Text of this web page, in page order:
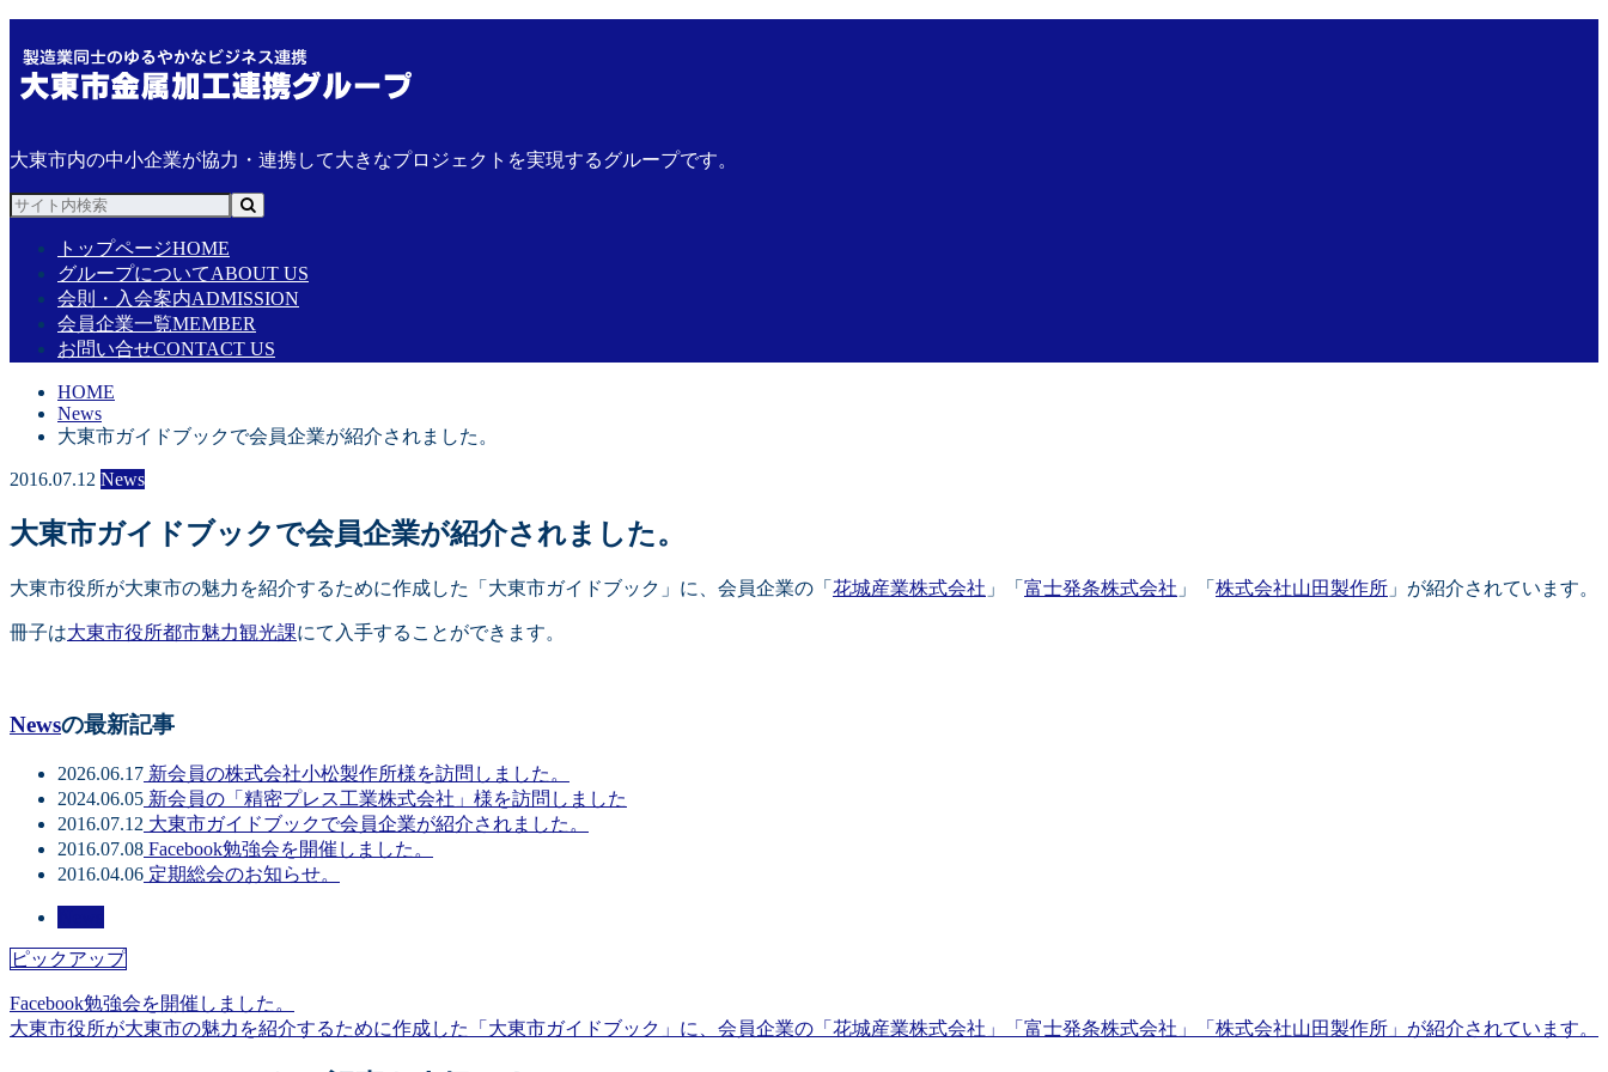
大東市内の中小企業が協力・連携して大きなプロジェクトを実現するグループです。
トップページHOME
グループについてABOUT US
会則・入会案内ADMISSION
会員企業一覧MEMBER
お問い合せCONTACT US
HOME
News
大東市ガイドブックで会員企業が紹介されました。
2016.07.12 News
大東市ガイドブックで会員企業が紹介されました。
大東市役所が大東市の魅力を紹介するために作成した「大東市ガイドブック」に、会員企業の「 花城産業株式会社 」「 富士発条株式会社 」「 株式会社山田製作所 」が紹介されています。
冊子は大東市役所都市魅力観光課にて入手することができます。
Newsの最新記事
2026.06.17 新会員の株式会社小松製作所様を訪問しました。
2024.06.05 新会員の「精密プレス工業株式会社」様を訪問しました
2016.07.12 大東市ガイドブックで会員企業が紹介されました。
2016.07.08 Facebook勉強会を開催しました。
2016.04.06 定期総会のお知らせ。
ピックアップ
Facebook勉強会を開催しました。
大東市役所が大東市の魅力を紹介するために作成した「大東市ガイドブック」に、会員企業の「花城産業株式会社」「富士発条株式会社」「株式会社山田製作所」が紹介されています。